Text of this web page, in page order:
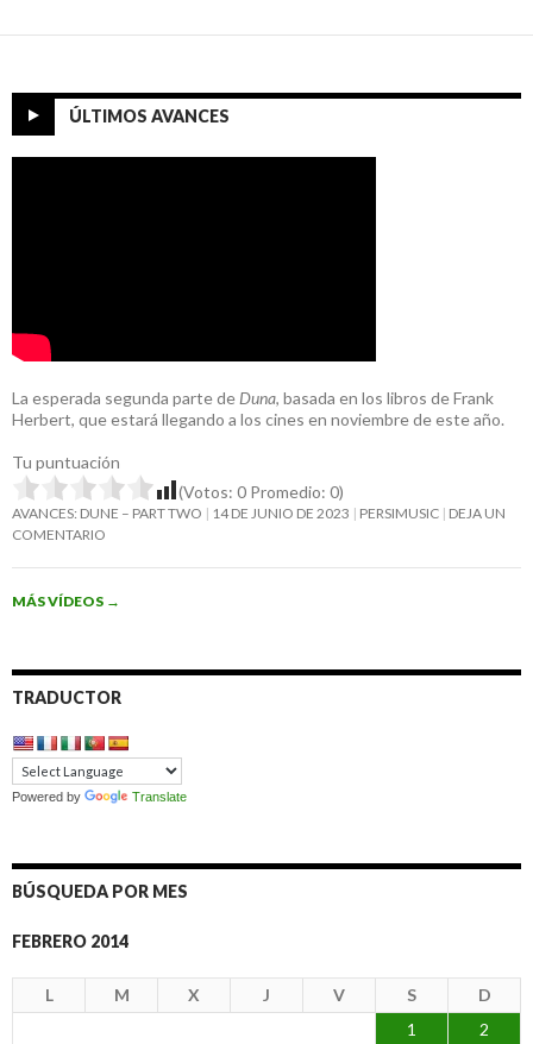
ÚLTIMOS AVANCES
La esperada segunda parte de Duna, basada en los libros de Frank
Herbert, que estará llegando a los cines en noviembre de este año.
Tu puntuación
(Votos: 0 Promedio: 0)
AVANCES: DUNE – PART TWO 14 DE JUNIO DE 2023 PERSIMUSIC DEJA UN
COMENTARIO
MÁS VÍDEOS →
TRADUCTOR
Powered by Translate
BÚSQUEDA POR MES
FEBRERO 2014
L M X J V S
D
1
2